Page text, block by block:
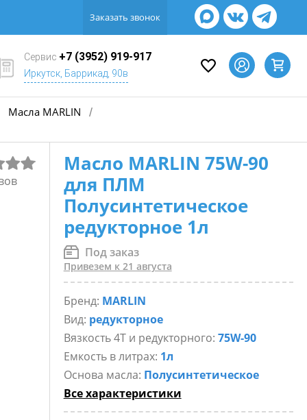
Заказать звонок
Сервис +7 (3952) 919-917
Иркутск, Баррикад, 90в
Масла MARLIN /
Масло MARLIN 75W-90
для ПЛМ
Полусинтетическое
редукторное 1л
Под заказ
Привезем к 21 августа
Бренд: MARLIN
Вид: редукторное
Вязкость 4Т и редукторного: 75W-90
Емкость в литрах: 1л
Основа масла: Полусинтетическое
Все характеристики